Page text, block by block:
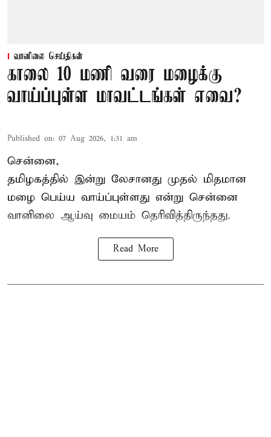
வானிலை செய்திகள்
காலை 10 மணி வரை மழைக்கு
வாய்ப்புள்ள மாவட்டங்கள் எவை?
Published on: 07 Aug 2026, 1:31 am
சென்னை,
தமிழகத்தில் இன்று லேசானது முதல் மிதமான
மழை பெய்ய வாய்ப்புள்ளது என்று சென்னை
வானிலை ஆய்வு மையம் தெரிவித்திருந்தது.
Read More